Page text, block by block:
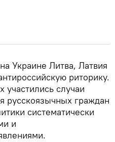
Украине Литва, Латвия
риторику.
участились случаи
русскоязычных граждан
систематически
и